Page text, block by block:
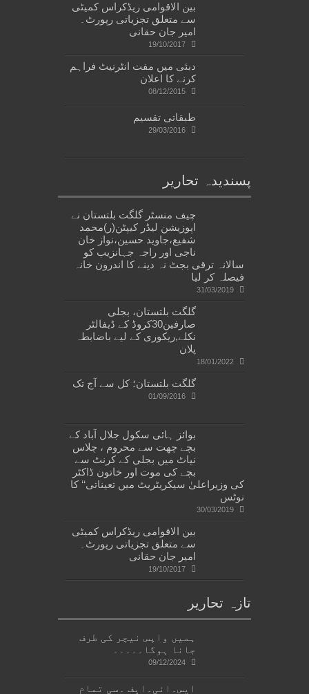
بین الاقوامی ریڈکراس کمیٹی
سے متعلق تجزیاتی رپورٹ۔
امیر جان حقانی
19/10/2017
دبئی میں مفت انٹرنیٹ فراہم
کرنے کا اعلان
08/12/2015
طبقاتی تقسیم
29/03/2016
پسندیدہ تحاریر
چیف منسٹر گلگت بلتستان نے
اپوزیشن لیڈر کیپٹن(ر)محمد
شفیع،جاوید حسین،نواز خان
ناجی اور راجہ جہانزیب کو
سالانہ ترقی بجٹ نہ دینے کا اندرون خانہ
فیصلہ کر لیا
31/03/2019
گلگت بلتستان، بجلی
صارفین30کروڈ کے ڈیفالٹر
نکلے,ریکوری کے لیے باضابطہ
پلان
18/01/2022
گلگت بلتستان؛ کل سے آج تک
01/09/2016
بوائز ہائی سکول جلال آباد کے
بچے چھت سے محروم ، چلاس
نیاٹ میں بجلی کے کرنٹ سے
بچے کی موت اور خاتون ڈاکٹر
کی وزیراعلیٰ سیکریٹریٹ میں تعیناتی‘‘ کا
نوٹس
30/03/2019
بین الاقوامی ریڈکراس کمیٹی
سے متعلق تجزیاتی رپورٹ۔
امیر جان حقانی
19/10/2017
تازہ تحاریر
ہمیں واپس نیچر کی طرف
جانا ہوگا۔۔۔۔۔
09/12/2024
ایس۔ائی۔ایف ۔سی تمام